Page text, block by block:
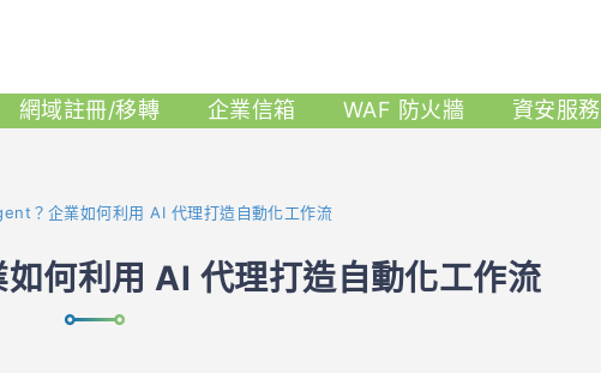
網域註冊/移轉 企業信箱 WAF 防火牆 資安服務
？企業如何利用 AI 代理打造自動化工作流
何利用 AI 代理打造自動化工作流